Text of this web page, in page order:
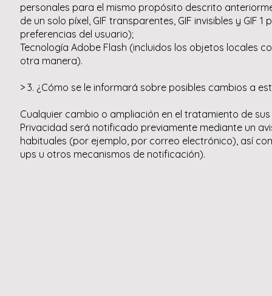
personales para el mismo propósito descrito
de un solo píxel, GIF transparentes, GIF invisibles y GIF
preferencias del usuario);
Tecnología Adobe Flash (incluidos los objetos locales
otra manera).
> 3. ¿Cómo se le informará sobre posibles cambios a
Cualquier cambio o ampliación en el tratamiento de
Privacidad será notificado previamente mediante un
habituales (por ejemplo, por correo electrónico), así
ups u otros mecanismos de notificación).